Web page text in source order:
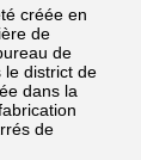
créée en
de
de
le district de
dans la
de